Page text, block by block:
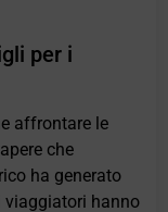
per i
affrontare le
che
ha generato
viaggiatori hanno